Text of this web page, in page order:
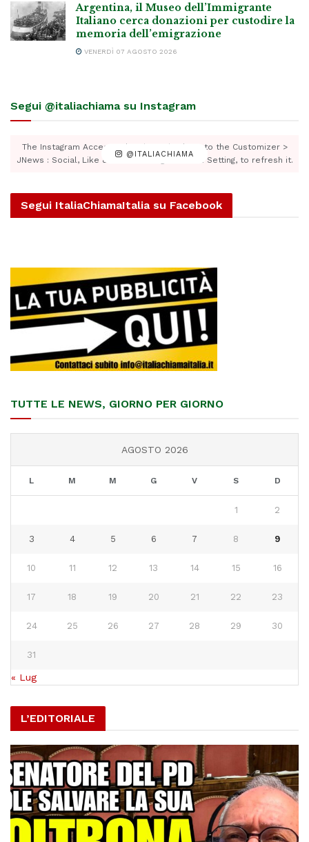
Argentina, il Museo dell’Immigrante
Italiano cerca donazioni per custodire la
memoria dell’emigrazione
VENERDÌ 07 AGOSTO 2026
Segui @italiachiama su Instagram
@ITALIACHIAMA
The Instagram Access Token is expired, Go to the Customizer >
JNews : Social, Like & View > Instagram Feed Setting, to refresh it.
Segui ItaliaChiamaItalia su Facebook
TUTTE LE NEWS, GIORNO PER GIORNO
AGOSTO 2026
L M M G V S D
1 2
3 4 5 6 7 8 9
10 11 12 13 14 15 16
17 18 19 20 21 22 23
24 25 26 27 28 29 30
31
« Lug
L’EDITORIALE